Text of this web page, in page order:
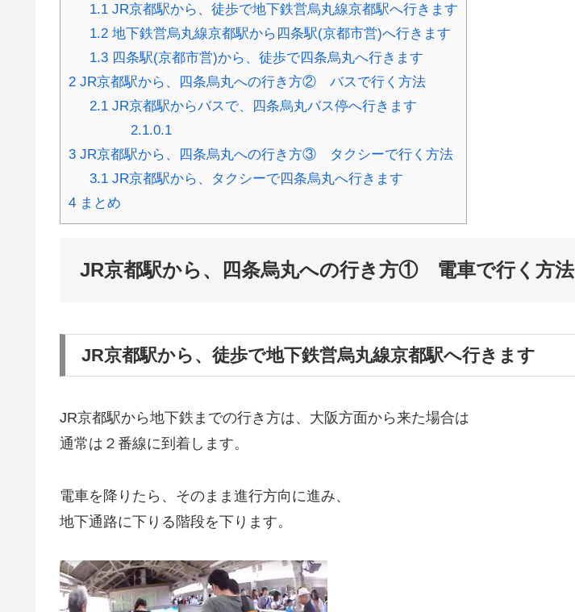
1.1JR京都駅から、徒歩で地下鉄営烏丸線京都駅へ行きます
1.2地下鉄営烏丸線京都駅から四条駅(京都市営)へ行きます
1.3四条駅(京都市営)から、徒歩で四条烏丸へ行きます
2 JR京都駅から、四条烏丸への行き方② バスで行く方法
2.1JR京都駅からバスで、四条烏丸バス停へ行きます
2.1.0.1
3 JR京都駅から、四条烏丸への行き方③ タクシーで行く方法
3.1JR京都駅から、タクシーで四条烏丸へ行きます
4 まとめ
JR京都駅から、四条烏丸への行き方① 電車で行く方法
JR京都駅から、徒歩で地下鉄営烏丸線京都駅へ行きます
JR京都駅から地下鉄までの行き方は、大阪方面から来た場合は
通常は２番線に到着します。
電車を降りたら、そのまま進行方向に進み、
地下通路に下りる階段を下ります。